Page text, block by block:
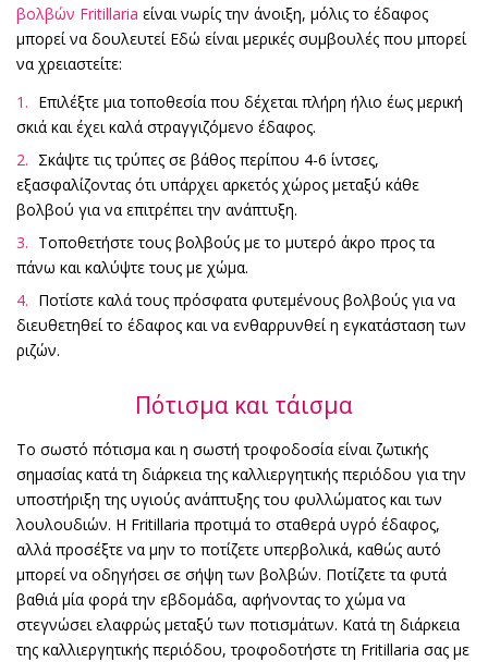
βολβών Fritillaria είναι νωρίς την άνοιξη, μόλις το έδαφος
μπορεί να δουλευτεί Εδώ είναι μερικές συμβουλές που μπορεί
να χρειαστείτε:
Επιλέξτε μια τοποθεσία που δέχεται πλήρη ήλιο έως μερική
σκιά και έχει καλά στραγγιζόμενο έδαφος.
Σκάψτε τις τρύπες σε βάθος περίπου 4-6 ίντσες,
εξασφαλίζοντας ότι υπάρχει αρκετός χώρος μεταξύ κάθε
βολβού για να επιτρέπει την ανάπτυξη.
Τοποθετήστε τους βολβούς με το μυτερό άκρο προς τα
πάνω και καλύψτε τους με χώμα.
Ποτίστε καλά τους πρόσφατα φυτεμένους βολβούς για να
διευθετηθεί το έδαφος και να ενθαρρυνθεί η εγκατάσταση των
ριζών.
Πότισμα και τάισμα
Το σωστό πότισμα και η σωστή τροφοδοσία είναι ζωτικής
σημασίας κατά τη διάρκεια της καλλιεργητικής περιόδου για την
υποστήριξη της υγιούς ανάπτυξης του φυλλώματος και των
λουλουδιών. Η Fritillaria προτιμά το σταθερά υγρό έδαφος,
αλλά προσέξτε να μην το ποτίζετε υπερβολικά, καθώς αυτό
μπορεί να οδηγήσει σε σήψη των βολβών. Ποτίζετε τα φυτά
βαθιά μία φορά την εβδομάδα, αφήνοντας το χώμα να
στεγνώσει ελαφρώς μεταξύ των ποτισμάτων. Κατά τη διάρκεια
της καλλιεργητικής περιόδου, τροφοδοτήστε τη Fritillaria σας με